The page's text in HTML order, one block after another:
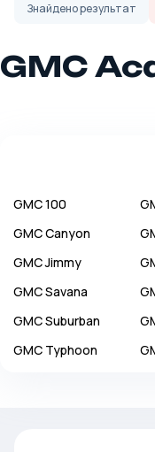
Знайденорезультат
GMC
GMC100
GMCCanyon
GMCJimmy
GMCSavana
GMCSuburban
GMC Typhoon